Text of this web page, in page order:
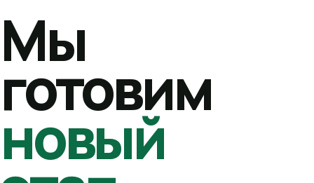
Мы
готовим
новый